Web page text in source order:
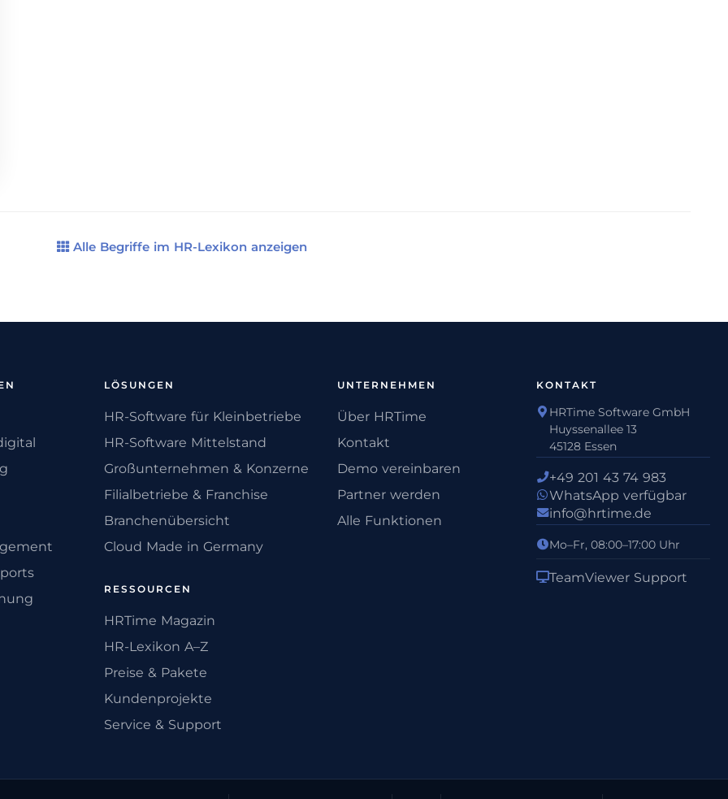
Alle Begriffe im HR-Lexikon anzeigen
LÖSUNGEN
HR-Software für Kleinbetriebe
HR-Software Mittelstand
Großunternehmen & Konzerne
Filialbetriebe & Franchise
Branchenübersicht
Cloud Made in Germany
RESSOURCEN
HRTime Magazin
HR-Lexikon A–Z
Preise & Pakete
Kundenprojekte
Service & Support
UNTERNEHMEN
Über HRTime
Kontakt
Demo vereinbaren
Partner werden
Alle Funktionen
KONTAKT
HRTime Software GmbH
Huyssenallee 13
45128 Essen
+49 201 43 74 983
WhatsApp verfügbar
info@hrtime.de
Mo–Fr, 08:00–17:00 Uhr
TeamViewer Support